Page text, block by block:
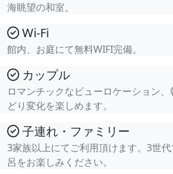
海眺望の和室。
Wi-Fi
館内、お庭にて無料WIFI完備。
カップル
ロマンチックなビューロケーション
どり変化を楽しめます。
子連れ・ファミリー
3家族以上にてご利用頂けます。3世
呂をお楽しみください。